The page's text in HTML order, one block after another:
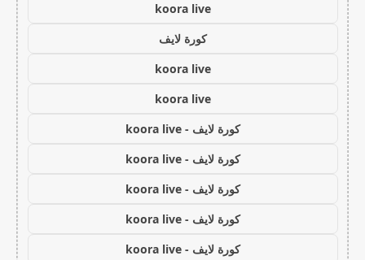
koora live
كورة لايف
koora live
koora live
كورة لايف - koora live
كورة لايف - koora live
كورة لايف - koora live
كورة لايف - koora live
كورة لايف - koora live